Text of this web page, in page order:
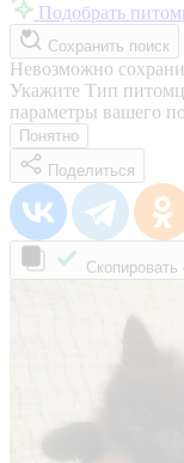
Подобрать
Сохранить поиск
Невозможно
Укажите Тип
параметры вашего
Понятно
Поделиться
Скопировать